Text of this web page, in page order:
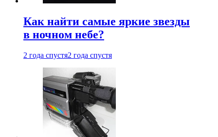
Как найти самые яркие звезды
в ночном небе?
2 года спустя2 года спустя